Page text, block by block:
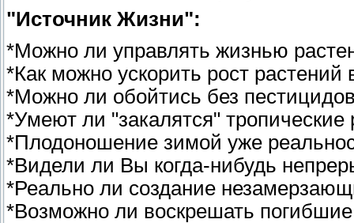
"Источник Жизни":
*Можно ли управлять жизнью
*Как можно ускорить рост растений
*Можно ли обойтись без
*Умеют ли "закалятся" тропические
*Плодоношение зимой уже
*Видели ли Вы когда-нибудь
*Реально ли создание
*Возможно ли воскрешать